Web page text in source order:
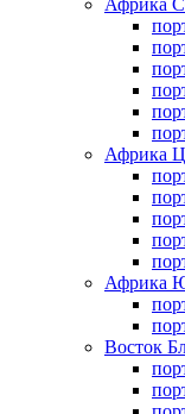
Африка
Африка
Африка
Восток